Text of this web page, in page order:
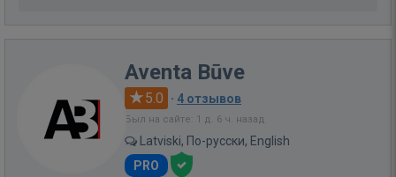
Aventa Būve
5.0 · 4 отзывов
Был на сайте: 1 д. 6 ч. назад
Latviski, По-русски, English
PRO